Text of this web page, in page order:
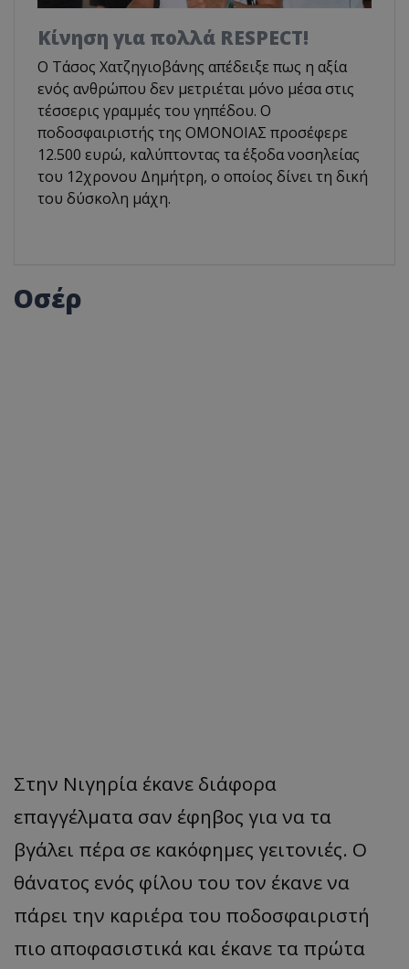
Κίνηση για πολλά RESPECT!
Ο Τάσος Χατζηγιοβάνης απέδειξε πως η αξία
ενός ανθρώπου δεν μετριέται μόνο μέσα στις
τέσσερις γραμμές του γηπέδου. Ο
ποδοσφαιριστής της ΟΜΟΝΟΙΑΣ προσέφερε
12.500 ευρώ, καλύπτοντας τα έξοδα νοσηλείας
του 12χρονου Δημήτρη, ο οποίος δίνει τη δική
του δύσκολη μάχη.
Οσέρ
Στην Νιγηρία έκανε διάφορα
επαγγέλματα σαν έφηβος για να τα
βγάλει πέρα σε κακόφημες γειτονιές. Ο
θάνατος ενός φίλου του τον έκανε να
πάρει την καριέρα του ποδοσφαιριστή
πιο αποφασιστικά και έκανε τα πρώτα